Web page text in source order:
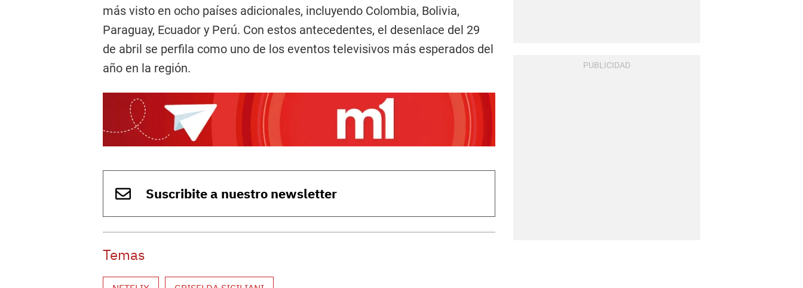
más visto en ocho países adicionales, incluyendo Colombia, Bolivia,
Paraguay, Ecuador y Perú. Con estos antecedentes, el desenlace del 29
de abril se perfila como uno de los eventos televisivos más esperados del
año en la región.
Suscribite a nuestro newsletter
Temas